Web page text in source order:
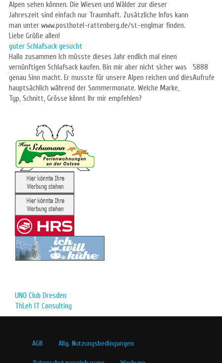
Alpen sehen können. Die Wiesen und Wälder zur dieser
Jahreszeit sind einfach nur Traumhaft. Zusätzliche Infos kann
man unter www.posthotel-rattenberg.de/st-englmar finden.
Liebe Grüße allen!
guter Schlafsack gesucht
Hallo zusammen Ich müsste dieses Jahr endlich mal einen
vernünftigen Schlafsack kaufen. Bin mir aber nicht sicher was
genau Sinn macht. Er musste für unsere Alpen reichen und dies
hauptsächlich während der Sommermonate. Welche Marke,
Typ, Schnitt, Grösse könnt Ihr mir empfehlen?
5888
Aufrufe
UNO Club Dresden
ThLeh IT Consulting
AGB Allg. Nutzungsbedingungen